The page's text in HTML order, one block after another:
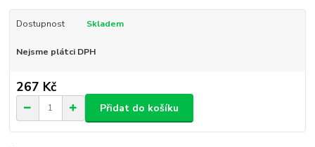
Dostupnost Skladem
Nejsme plátci DPH
267 Kč
Přidat do košíku